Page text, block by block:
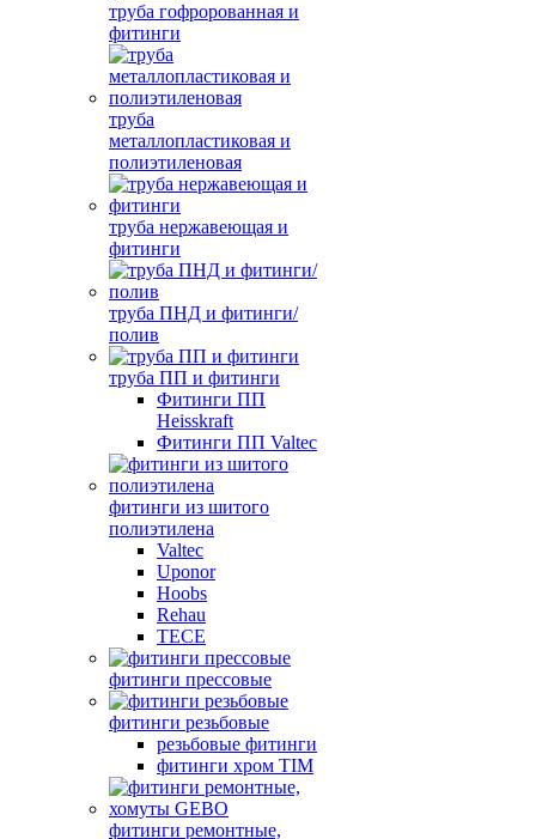
труба гофророванная и
фитинги
труба
металлопластиковая и
полиэтиленовая
труба нержавеющая и
фитинги
труба ПНД и фитинги/
полив
труба ПП и фитинги
Фитинги ПП
Heisskraft
Фитинги ПП Valtec
фитинги из шитого
полиэтилена
Valtec
Uponor
Hoobs
Rehau
TECE
фитинги прессовые
фитинги резьбовые
резьбовые фитинги
фитинги хром TIM
фитинги ремонтные,